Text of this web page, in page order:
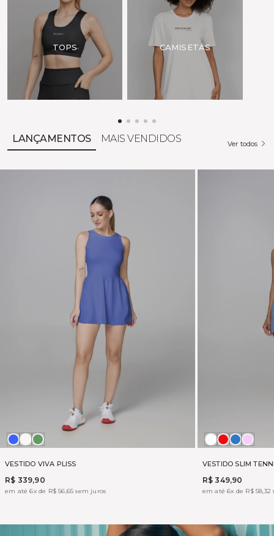
TOPS CAMISETAS
LANÇAMENTOS MAIS VENDIDOS Ver todos
VESTIDO VIVA PLISS
R$ 339,90
em até 6x de R$ 56,65 sem juros
AZUL
OFFVERDANT
VESTIDO SLIM
R$ 349,90
em até 6x de R$ 58,32
Branco
APPLE
AZULROSA